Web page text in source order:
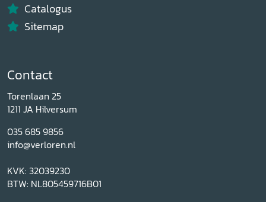
Catalogus
Sitemap
Contact
Torenlaan 25
1211 JA Hilversum
035 685 9856
info@verloren.nl
KVK: 32039230
BTW: NL805459716B01